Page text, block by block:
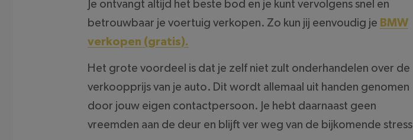
Je ontvangt altijd het beste bod en je kunt vervolgens snel en
betrouwbaar je voertuig verkopen. Zo kun jij eenvoudig je BMW
verkopen (gratis).
Het grote voordeel is dat je zelf niet zult onderhandelen over de
verkoopprijs van je auto. Dit wordt allemaal uit handen genomen
door jouw eigen contactpersoon. Je hebt daarnaast geen
vreemden aan de deur en blijft ver weg van de bijkomende